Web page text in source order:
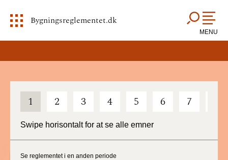
Bygningsreglementet.dk
MENU
1 2 3 4 5 6 7
Swipe horisontalt for at se alle emner
Se reglementet i en anden periode